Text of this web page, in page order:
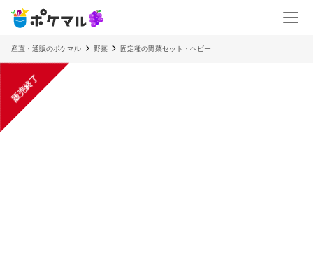
産直・通販のポケマル 野菜 固定種の野菜セット・ヘビー
販売終了